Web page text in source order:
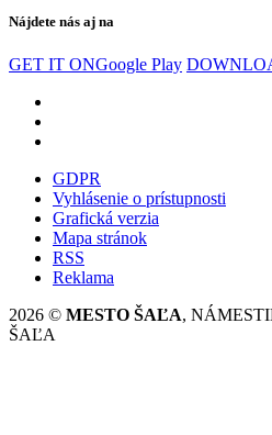
Nájdete nás aj na
GET IT ONGoogle Play
GDPR
Vyhlásenie o prístupnosti
Grafická verzia
Mapa stránok
RSS
Reklama
2026 © MESTO ŠAĽA,
ŠAĽA